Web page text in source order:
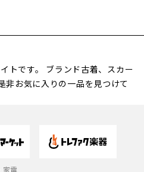
トです。 ブランド古着、スカー
非お気に入りの一品を見つけて
家電